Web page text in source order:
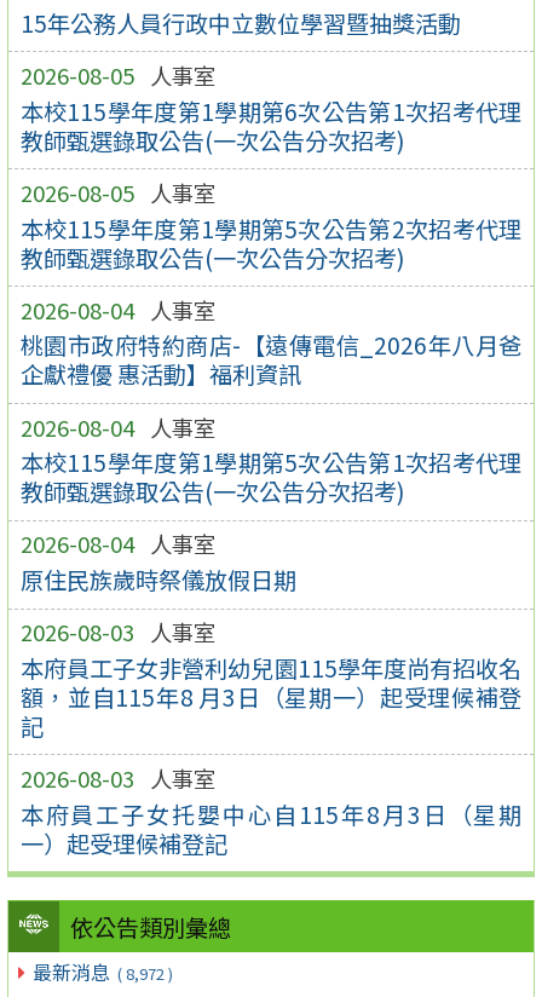
15年公務人員行政中立數位學習暨抽獎活動
2026-08-05 人事室
本校115學年度第1學期第6次公告第1次招考代理
教師甄選錄取公告(一次公告分次招考)
2026-08-05 人事室
本校115學年度第1學期第5次公告第2次招考代理
教師甄選錄取公告(一次公告分次招考)
2026-08-04 人事室
桃園市政府特約商店-【遠傳電信_2026年八月爸
企獻禮優 惠活動】福利資訊
2026-08-04 人事室
本校115學年度第1學期第5次公告第1次招考代理
教師甄選錄取公告(一次公告分次招考)
2026-08-04 人事室
原住民族歲時祭儀放假日期
2026-08-03 人事室
本府員工子女非營利幼兒園115學年度尚有招收名
額，並自115年8 月3日（星期一）起受理候補登
記
2026-08-03 人事室
本府員工子女托嬰中心自115年8月3日（星期
一）起受理候補登記
依公告類別彙總
最新消息 ( 8,972 )